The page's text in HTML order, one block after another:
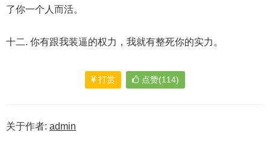
了你一个人而活。
十二. 你有跟我装逼的权力，我就有整死你的实力。
打赏 点赞(114)
关于作者: admin